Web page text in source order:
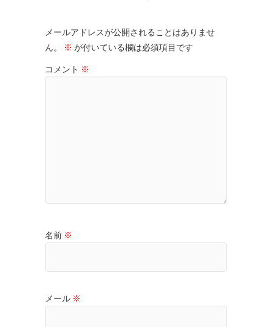
メールアドレスが公開されることはありませ
ん。
※ が付いている欄は必須項目です
コメント ※
名前 ※
メール ※